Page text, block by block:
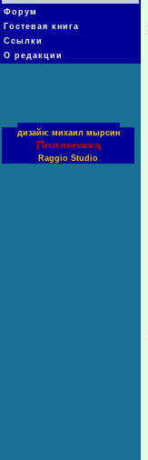
Форум
Гостевая книга
Ссылки
О редакции
дизайн: михаил мырсин
Поддержка
Raggio Studio